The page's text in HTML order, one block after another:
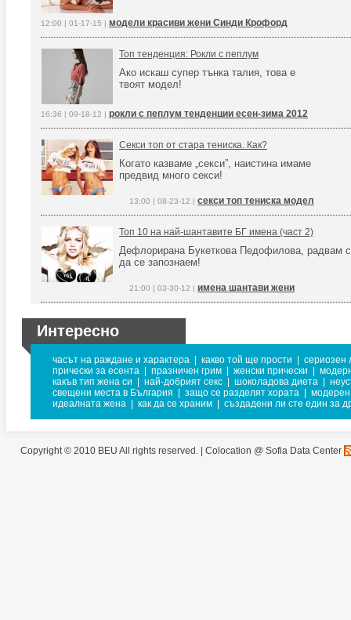
12:00 | 01-17-15 | модели красиви жени Синди Крофорд
Топ тенденция: Рокли с пеплум
Ако искаш супер тънка талия, това е
твоят модел!
16:36 | 09-18-12 | рокли с пеплум тенденции есен-зима 2012
Секси топ от стара тениска. Как?
Когато казваме „секси”, наистина имаме
предвид много секси!
13:00 | 08-23-12 | секси топ тениска модел
Топ 10 на най-шантавите БГ имена (част 2)
Дефлорирана Букеткова Педофилова, радвам
да се запознаем!
21:00 | 03-30-12 | имена шантави жени
Интересно
часът на раждане и характера какво той ще прости
сериозен
прически за есента
празничен грим женски прически
какъв тип жена си
най-добрият секс шоколадова диета
свещени места в България
защо се разделят хората
идеалната жена
как да се храним създадени ли сте един за
Copyright © 2010 BEU All rights reserved. | Colocation @ Sofia Data Center